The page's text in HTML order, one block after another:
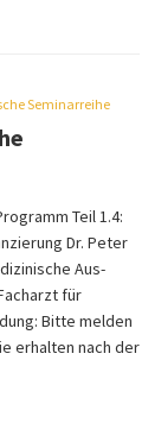
Seminarreihe
Teil 1.4:
Dr. Peter
Aus-
für
Bitte melden
erhalten nach der